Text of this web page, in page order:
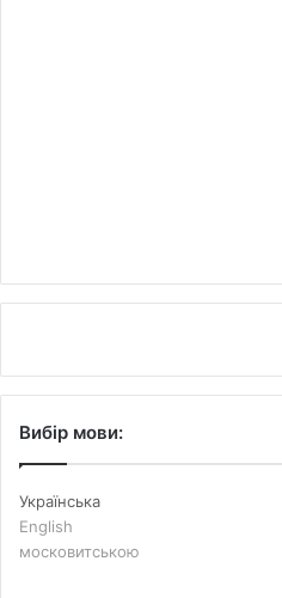
Вибір мови:
Українська
English
московитською